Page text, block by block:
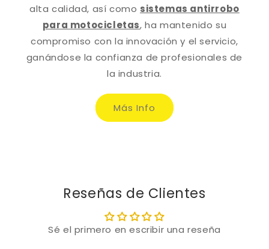
alta calidad, así como sistemas antirrobo
para motocicletas, ha mantenido su
compromiso con la innovación y el servicio,
ganándose la confianza de profesionales de
la industria.
Más Info
Reseñas de Clientes
Sé el primero en escribir una reseña